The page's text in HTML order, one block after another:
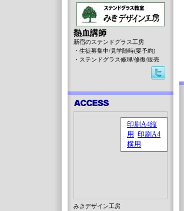
熱血講師
新宿のステンドグラス工房
・生徒募集中/見学随時(要予約)
・ステンドグラス修理/修復/販売
みきデザイン工房